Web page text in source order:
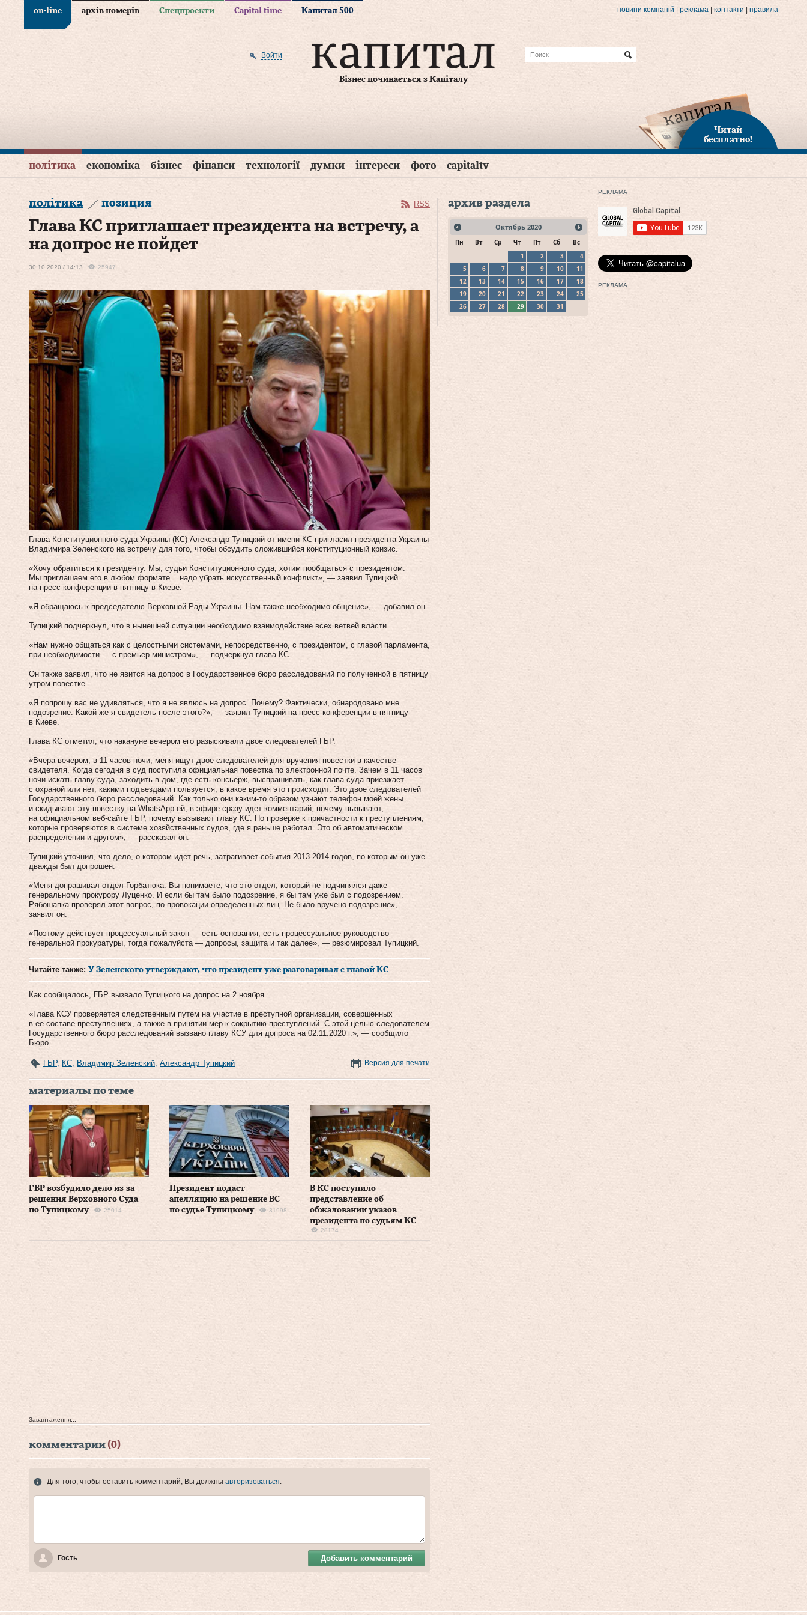
on-line архів номерів Спецпроекти Capital time Капитал 500 новини компаній реклама контакти правила
Бізнес починається з Капіталу
Войти
Читай
бесплатно!
політика економіка бізнес фінанси технології думки інтереси фото capitaltv
політика позиция RSS
Глава КС приглашает президента на встречу, а
на допрос не пойдет
30.10.2020 / 14:13 25947
Глава Конституционного суда Украины (КС) Александр Тупицкий от имени КС пригласил президента Украины
Владимира Зеленского на встречу для того, чтобы обсудить сложившийся конституционный кризис.
«Хочу обратиться к президенту. Мы, судьи Конституционного суда, хотим пообщаться с президентом.
Мы приглашаем его в любом формате... надо убрать искусственный конфликт», — заявил Тупицкий
на пресс-конференции в пятницу в Киеве.
«Я обращаюсь к председателю Верховной Рады Украины. Нам также необходимо общение», — добавил он.
Тупицкий подчеркнул, что в нынешней ситуации необходимо взаимодействие всех ветвей власти.
«Нам нужно общаться как с целостными системами, непосредственно, с президентом, с главой парламента,
при необходимости — с премьер-министром», — подчеркнул глава КС.
Он также заявил, что не явится на допрос в Государственное бюро расследований по полученной в пятницу
утром повестке.
«Я попрошу вас не удивляться, что я не явлюсь на допрос. Почему? Фактически, обнародовано мне
подозрение. Какой же я свидетель после этого?», — заявил Тупицкий на пресс-конференции в пятницу
в Киеве.
Глава КС отметил, что накануне вечером его разыскивали двое следователей ГБР.
«Вчера вечером, в 11 часов ночи, меня ищут двое следователей для вручения повестки в качестве
свидетеля. Когда сегодня в суд поступила официальная повестка по электронной почте. Зачем в 11 часов
ночи искать главу суда, заходить в дом, где есть консьерж, выспрашивать, как глава суда приезжает —
с охраной или нет, какими подъездами пользуется, в какое время это происходит. Это двое следователей
Государственного бюро расследований. Как только они каким-то образом узнают телефон моей жены
и скидывают эту повестку на WhatsApp ей, в эфире сразу идет комментарий, почему вызывают,
на официальном веб-сайте ГБР, почему вызывают главу КС. По проверке к причастности к преступлениям,
которые проверяются в системе хозяйственных судов, где я раньше работал. Это об автоматическом
распределении и другом», — рассказал он.
Тупицкий уточнил, что дело, о котором идет речь, затрагивает события 2013-2014 годов, по которым он уже
дважды был допрошен.
«Меня допрашивал отдел Горбатюка. Вы понимаете, что это отдел, который не подчинялся даже
генеральному прокурору Луценко. И если бы там было подозрение, я бы там уже был с подозрением.
Рябошапка проверял этот вопрос, по провокации определенных лиц. Не было вручено подозрение», —
заявил он.
«Поэтому действует процессуальный закон — есть основания, есть процессуальное руководство
генеральной прокуратуры, тогда пожалуйста — допросы, защита и так далее», — резюмировал Тупицкий.
Читайте также: У Зеленского утверждают, что президент уже разговаривал с главой КС
Как сообщалось, ГБР вызвало Тупицкого на допрос на 2 ноября.
«Глава КСУ проверяется следственным путем на участие в преступной организации, совершенных
в ее составе преступлениях, а также в принятии мер к сокрытию преступлений. С этой целью следователем
Государственного бюро расследований вызвано главу КСУ для допроса на 02.11.2020 г.», — сообщило
Бюро.
ГБР, КС Владимир Зеленский Александр Тупицкий Версия для печати
материалы по теме
ГБР возбудило дело из-за
решения Верховного Суда
по Тупицкому
25014
Президент подаст
апелляцию на решение ВС
по судье Тупицкому
31998
В КС поступило
представление об
обжаловании указов
президента по судьям КС
28174
Завантаження...
комментарии (0)
Для того, чтобы оставить комментарий, Вы должны авторизоваться
Гость Добавить комментарий
архив раздела
Октябрь 2020
Пн Вт Ср Чт Пт Сб
Вс
1
2 3
4
5
6 7 8 9 10
11
12
13 14 15 16 17
18
19
20 21 22 23 24
25
26
27 28 29 30 31
РЕКЛАМА
РЕКЛАМА